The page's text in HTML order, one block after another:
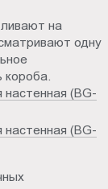
на
одну
(BG-
(BG-